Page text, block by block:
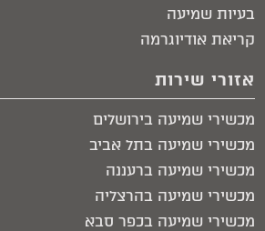
בעיות שמיעה
קריאת אודיוגרמה
אזורי שירות
מכשירי שמיעה בירושלים​
מכשירי שמיעה בתל אביב​
מכשירי שמיעה ברעננה
מכשירי שמיעה בהרצליה
מכשירי שמיעה בכפר סבא